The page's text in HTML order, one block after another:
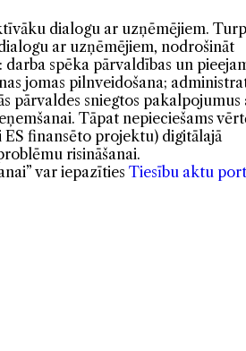
dialogu ar uzņēmējiem.
ar uzņēmējiem, nodrošināt
spēka pārvaldības un
jomas pilnveidošana;
pārvaldes sniegtos
Tāpat nepieciešams
finansēto projektu) digitālajā
risināšanai.
var iepazīties Tiesību aktu